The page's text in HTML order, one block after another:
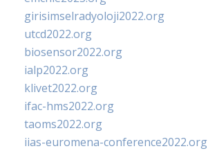
girisimselradyoloji2022.org
utcd2022.org
biosensor2022.org
ialp2022.org
klivet2022.org
ifac-hms2022.org
taoms2022.org
iias-euromena-conference2022.org